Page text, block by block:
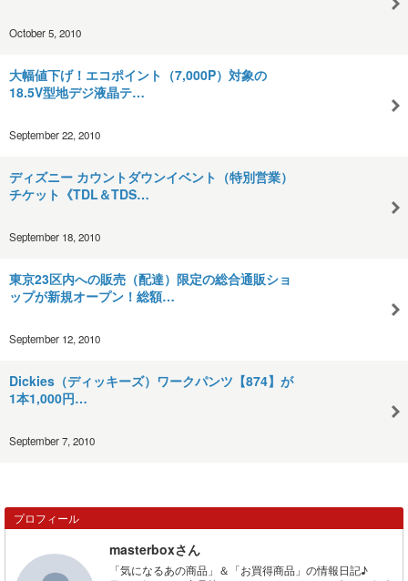
October 5, 2010
大幅値下げ！エコポイント（7,000P）対象の
18.5V型地デジ液晶テ…
September 22, 2010
ディズニー カウントダウンイベント（特別営業）
チケット《TDL＆TDS…
September 18, 2010
東京23区内への販売（配達）限定の総合通販ショ
ップが新規オープン！総額…
September 12, 2010
Dickies（ディッキーズ）ワークパンツ【874】が
1本1,000円…
September 7, 2010
プロフィール
masterboxさん
「気になるあの商品」＆「お買得商品」の情報日記♪